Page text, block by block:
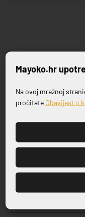
Povezani
-20%
Prijavite
Mayoko.hr
Na ovoj mrežnoj
pročitate Obavijest o